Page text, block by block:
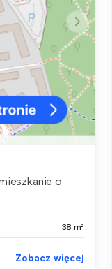
o
38 m²
Zobacz więcej